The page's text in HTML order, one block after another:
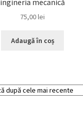
75,00lei
Adaugă în coș